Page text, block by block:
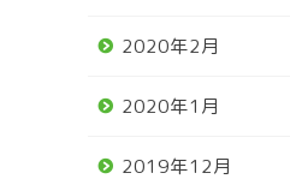
2020年2月
2020年1月
2019年12月